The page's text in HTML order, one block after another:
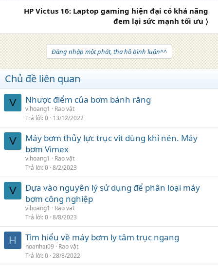
HP Victus 16: Laptop gaming hiện đại có khả năng
đem lại sức mạnh tối ưu 〉
Đăng nhập một phát, tha hồ bình luận^^
Chủ đề liên quan
V Nhược điểm của bơm bánh răng
vihoang1
Rao vặt
Trả lời 0 13/12/2022
V
Máy bơm thủy lực trục vít dùng khí nén. Máy
bơm Vimex
vihoang1
Rao vặt
Trả lời 0 8/2/2023
V
Dựa vào nguyên lý sử dụng để phân loại máy
bơm công nghiệp
vihoang1
Rao vặt
Trả lời 0 8/8/2023
H Tìm hiểu về máy bơm ly tâm trục ngang
hoanhai09
Rao vặt
Trả lời 0 28/8/2022